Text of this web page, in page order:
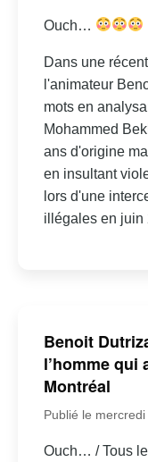
Ouch…
Dans une
l'animateur
mots en
Mohammed
ans d'origine
en insultant
lors d'une
illégales en juin
Benoit
l’homme qui
Montréal
Publié le
Ouch… / Tous